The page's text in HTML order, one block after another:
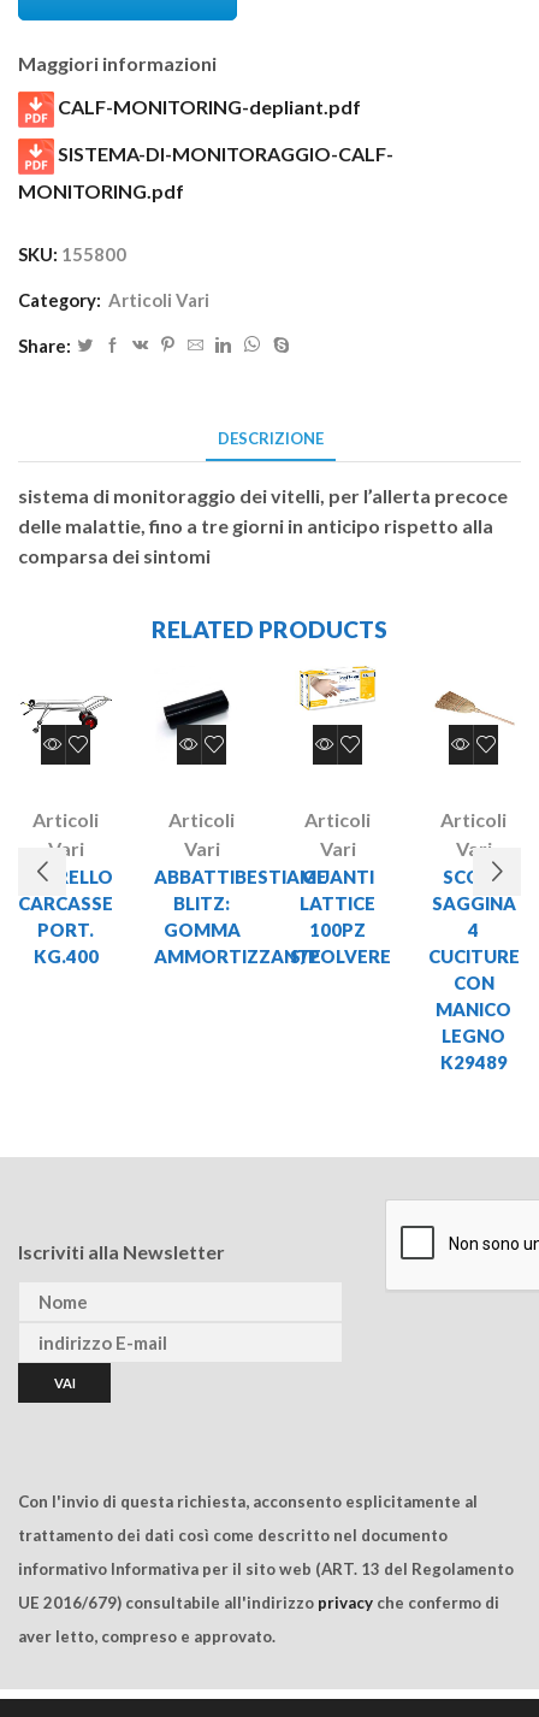
Maggiori informazioni
CALF-MONITORING-depliant.pdf
SISTEMA-DI-MONITORAGGIO-CALF-
MONITORING.pdf
SKU: 155800
Category: Articoli Vari
Share:
DESCRIZIONE
sistema di monitoraggio dei vitelli, per l’allerta precoce
delle malattie, fino a tre giorni in anticipo rispetto alla
comparsa dei sintomi
RELATED PRODUCTS
Articoli
Vari
CARRELLO
CARCASSE
PORT.
KG.400
Articoli
Vari
ABBATTIBESTIAME
BLITZ:
GOMMA
AMMORTIZZANTE
Articoli
Vari
GUANTI
LATTICE
100PZ
S/POLVERE
Articoli
Vari
SCOPA
SAGGINA
4
CUCITURE
CON
MANICO
LEGNO
K29489
Iscriviti alla Newsletter
Con l'invio di questa richiesta, acconsento esplicitamente al
trattamento dei dati così come descritto nel documento
informativo Informativa per il sito web (ART. 13 del Regolamento
UE 2016/679) consultabile all'indirizzo privacy che confermo di
aver letto, compreso e approvato.